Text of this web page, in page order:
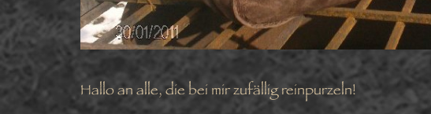
Hallo an alle, die bei mir zufällig reinpurzeln!